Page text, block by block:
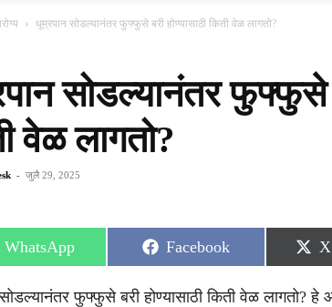
धूम्रपान सोडल्यानंतर फुफ्फुसे बरी होण्यासाठी किती वेळ लागतो?
सोडल्यानंतर फुफ्फुसे
वेळ लागतो?
- जुलै 29, 2025
Share
on
WhatsApp
Share
on
Facebook
फुफ्फुसे बरी होण्यासाठी किती वेळ